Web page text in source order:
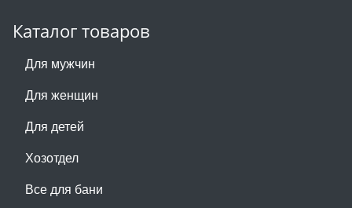
Каталог товаров
Для мужчин
Для женщин
Для детей
Хозотдел
Все для бани